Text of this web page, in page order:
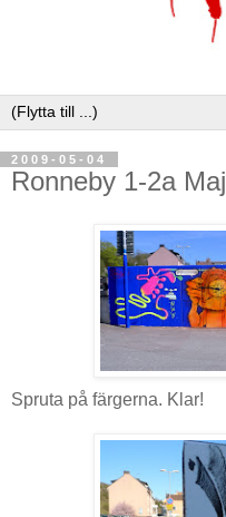
2009-05-04
Ronneby 1-2a Maj
Spruta på färgerna. Klar!